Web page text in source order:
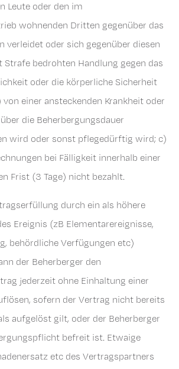
Leute oder den im
wohnenden Dritten gegenüber das
verleidet oder sich gegenüber diesen
Strafe bedrohten Handlung gegen das
oder die körperliche Sicherheit
einer ansteckenden Krankheit oder
die Beherbergungsdauer
wird oder sonst pflegedürftig wird; c)
bei Fälligkeit innerhalb einer
Frist (3 Tage) nicht bezahlt.
durch ein als höhere
Ereignis (zB Elementarereignisse,
behördliche Verfügungen etc)
der Beherberger den
jederzeit ohne Einhaltung einer
sofern der Vertrag nicht bereits
aufgelöst gilt, oder der Beherberger
befreit ist. Etwaige
etc des Vertragspartners